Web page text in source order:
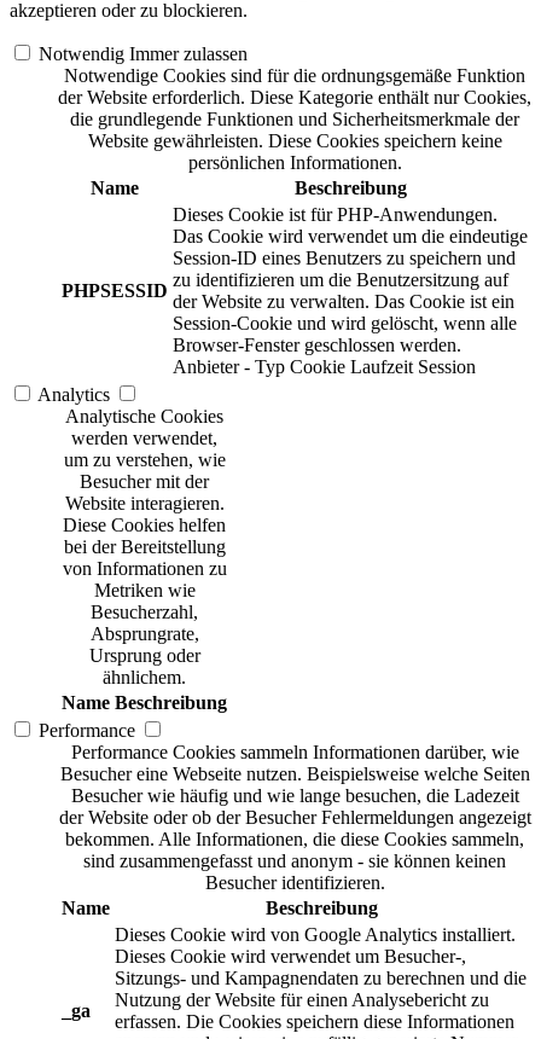
akzeptieren oder zu blockieren.
Notwendig Immer zulassen
Notwendige Cookies sind für die ordnungsgemäße Funktion
der Website erforderlich. Diese Kategorie enthält nur Cookies,
die grundlegende Funktionen und Sicherheitsmerkmale der
Website gewährleisten. Diese Cookies speichern keine
persönlichen Informationen.
Name
Beschreibung
PHPSESSID
Dieses Cookie ist für PHP-Anwendungen.
Das Cookie wird verwendet um die eindeutige
Session-ID eines Benutzers zu speichern und
zu identifizieren um die Benutzersitzung auf
der Website zu verwalten. Das Cookie ist ein
Session-Cookie und wird gelöscht, wenn alle
Browser-Fenster geschlossen werden.
Anbieter - Typ Cookie Laufzeit Session
Analytics
Analytische Cookies
werden verwendet,
um zu verstehen, wie
Besucher mit der
Website interagieren.
Diese Cookies helfen
bei der Bereitstellung
von Informationen zu
Metriken wie
Besucherzahl,
Absprungrate,
Ursprung oder
ähnlichem.
Name Beschreibung
Performance
Performance Cookies sammeln Informationen darüber, wie
Besucher eine Webseite nutzen. Beispielsweise welche Seiten
Besucher wie häufig und wie lange besuchen, die Ladezeit
der Website oder ob der Besucher Fehlermeldungen angezeigt
bekommen. Alle Informationen, die diese Cookies sammeln,
sind zusammengefasst und anonym - sie können keinen
Besucher identifizieren.
Name
Beschreibung
_ga
Dieses Cookie wird von Google Analytics installiert.
Dieses Cookie wird verwendet um Besucher-,
Sitzungs- und Kampagnendaten zu berechnen und die
Nutzung der Website für einen Analysebericht zu
erfassen. Die Cookies speichern diese Informationen